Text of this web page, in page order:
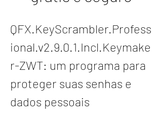
QFX.KeyScrambler.Profess
ional.v2.9.0.1.Incl.Keymake
r-ZWT: um programa para
proteger suas senhas e
dados pessoais